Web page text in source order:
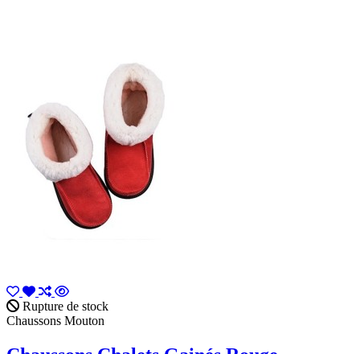
Rupture de stock
Chaussons Mouton